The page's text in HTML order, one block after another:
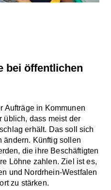
bei öffentlichen
Aufträge in Kommunen
üblich, dass meist der
erhält. Das soll sich
ändern. Künftig sollen
die ihre Beschäftigten
Löhne zahlen. Ziel ist es,
und Nordrhein-Westfalen
zu stärken.